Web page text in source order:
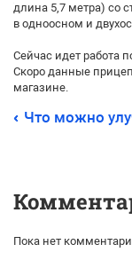
(длина 5,7 метра) со
в одноосном и
Сейчас идет работа
Скоро данные
магазине.
Что можно
Пока нет